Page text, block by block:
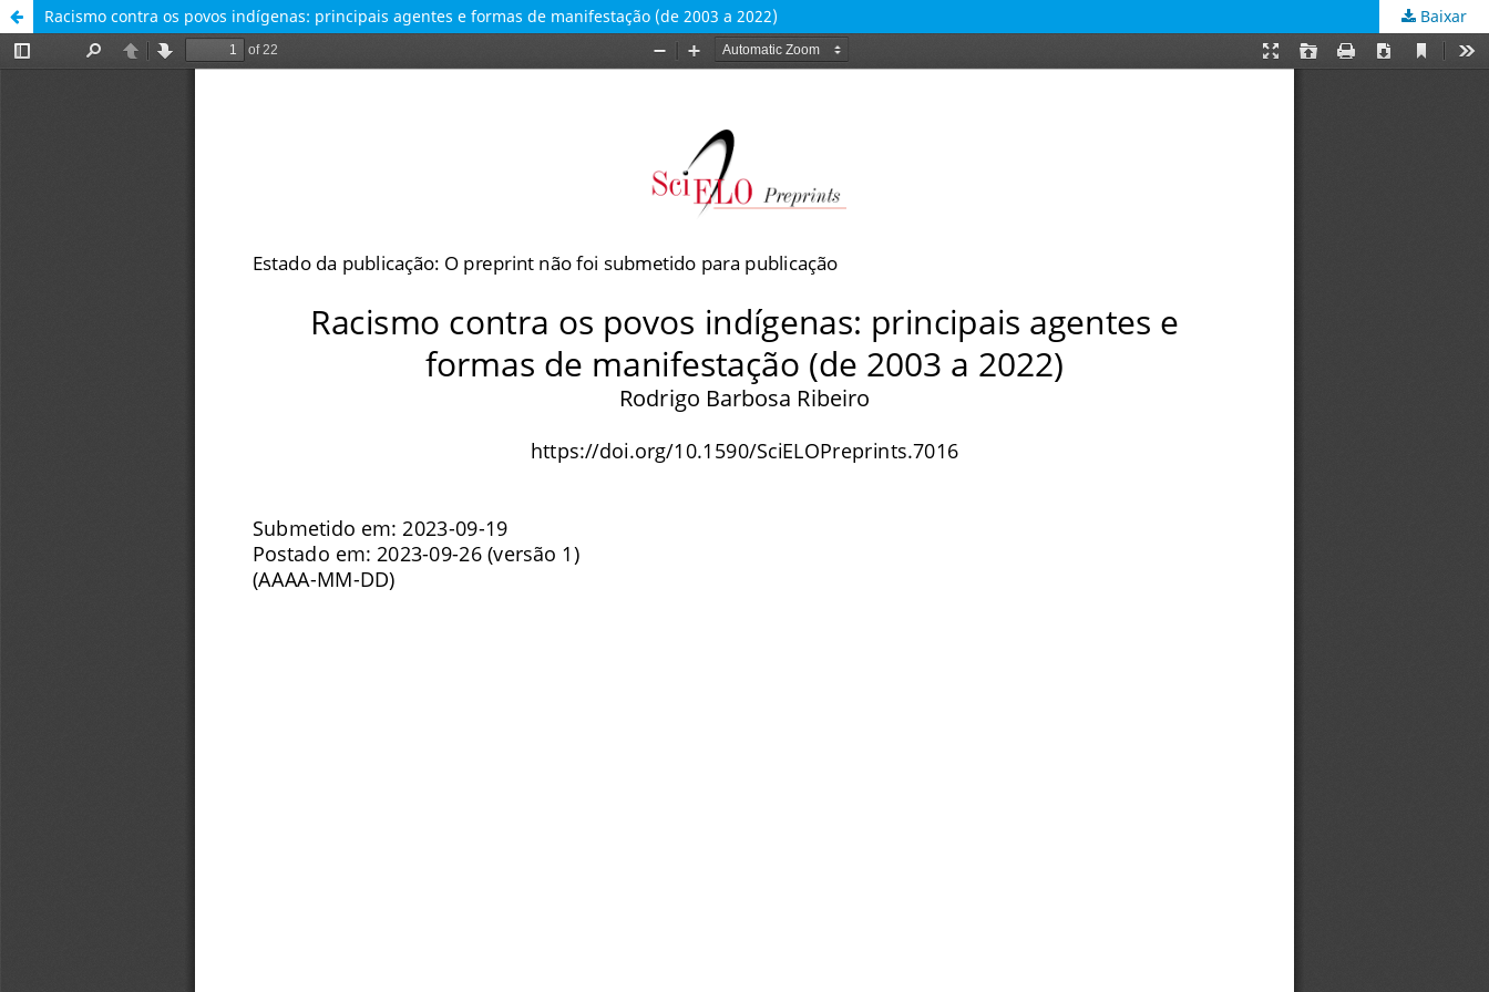
Racismo contra os povos indígenas: principais agentes e formas de manifestação (de 2003 a 2022) Baixar